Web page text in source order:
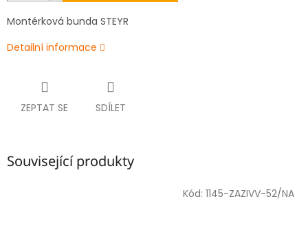
Montérková bunda STEYR
Detailní informace
ZEPTAT SE SDÍLET
Související produkty
Kód: 1145-ZAZIVV-52/NA